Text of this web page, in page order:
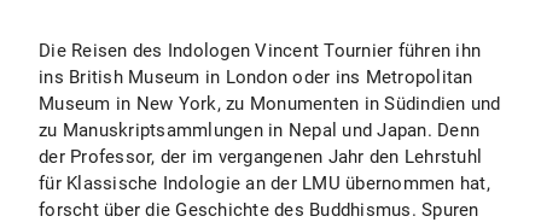
Die Reisen des Indologen Vincent Tournier führen ihn
ins British Museum in London oder ins Metropolitan
Museum in New York, zu Monumenten in Südindien und
zu Manuskriptsammlungen in Nepal und Japan. Denn
der Professor, der im vergangenen Jahr den Lehrstuhl
für Klassische Indologie an der LMU übernommen hat,
forscht über die Geschichte des Buddhismus. Spuren